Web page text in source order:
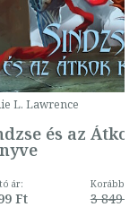
L. Lawrence
és az Átkok
ár:
Ft
Korábbi
3 849 Ft